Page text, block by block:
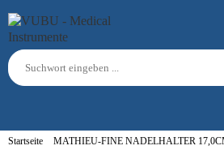
Startseite MATHIEU-FINE NADELHALTER